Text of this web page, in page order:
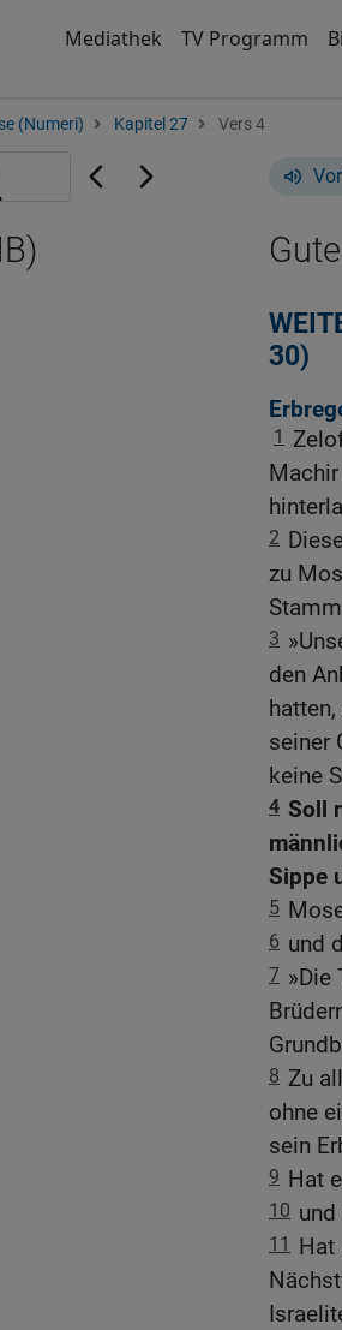
Mediathek TV Programm
(Numeri) Kapitel 27 Vers 4
30)
1
2
zu
3
den
seiner
keine
4 Soll
Sippe
5
6 und
7 »Die
8 Zu
ohne
sein
9 Hat
10
11
Hat